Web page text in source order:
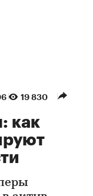
19 830
как